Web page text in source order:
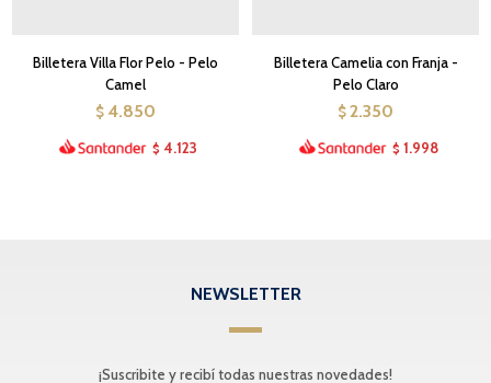
Billetera Villa Flor Pelo - Pelo
Camel
$ 4.850
$ 4.123
Billetera Camelia con Franja -
Pelo Claro
$ 2.350
$ 1.998
NEWSLETTER
¡Suscribite y recibí todas nuestras novedades!